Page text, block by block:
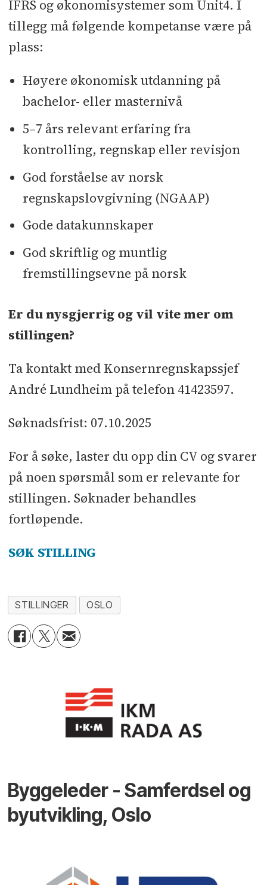
IFRS og økonomisystemer som Unit4. I
tillegg må følgende kompetanse være på
plass:
Høyere økonomisk utdanning på
bachelor- eller masternivå
5–7 års relevant erfaring fra
kontrolling, regnskap eller revisjon
God forståelse av norsk
regnskapslovgivning (NGAAP)
Gode datakunnskaper
God skriftlig og muntlig
fremstillingsevne på norsk
Er du nysgjerrig og vil vite mer om
stillingen?
Ta kontakt med Konsernregnskapssjef
André Lundheim på telefon 41423597.
Søknadsfrist: 07.10.2025
For å søke, laster du opp din CV og svarer
på noen spørsmål som er relevante for
stillingen. Søknader behandles
fortløpende.
SØK STILLING
STILLINGER OSLO
Byggeleder - Samferdsel og
byutvikling, Oslo